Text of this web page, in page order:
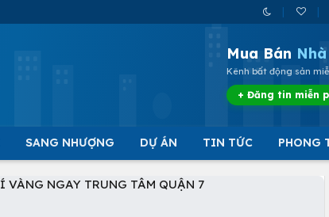
Mua Bán
Kênh bất động sản
+ Đăng tin miễn
SANG NHƯỢNG DỰ ÁN TIN TỨC PHONG